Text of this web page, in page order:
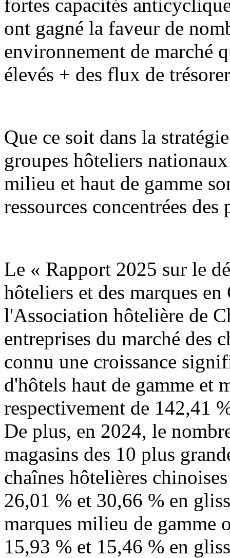
fortes capacités
ont gagné la faveur de
environnement de marché
élevés + des flux de
Que ce soit dans la
groupes hôteliers
milieu et haut de gamme
ressources concentrées
Le « Rapport 2025 sur le
hôteliers et des marques
l'Association hôtelière de
entreprises du marché des
connu une croissance
d'hôtels haut de gamme et
respectivement de 142,41
De plus, en 2024, le
magasins des 10 plus
chaînes hôtelières
26,01 % et 30,66 % en
marques milieu de gamme
15,93 % et 15,46 % en